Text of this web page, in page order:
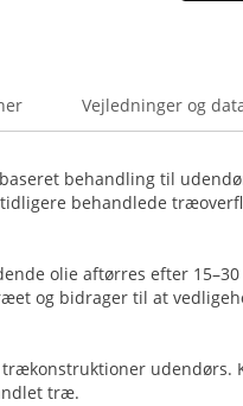
Vejledninger og
behandling til
behandlede
olie aftørres efter
og bidrager til at
udendørs.
træ.